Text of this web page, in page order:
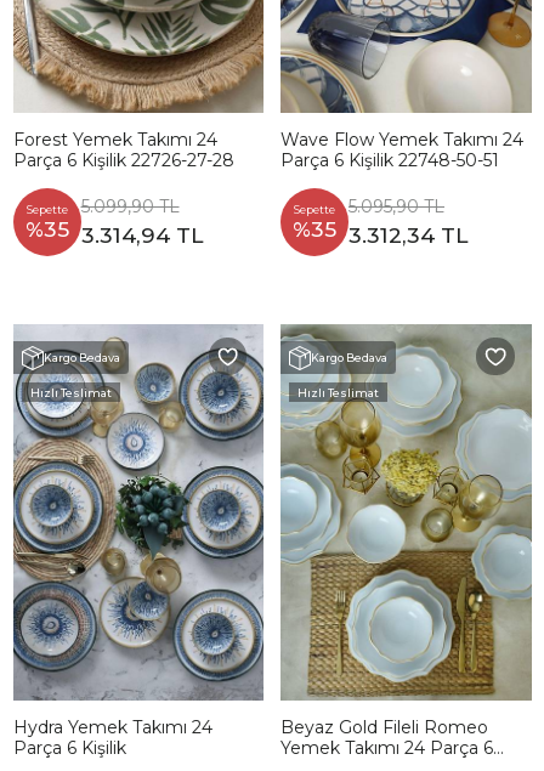
Forest Yemek Takımı 24
Parça 6 Kişilik 22726-27-28
Sepette
%35
5.099,90 TL
3.314,94 TL
Wave Flow Yemek Takımı 24
Parça 6 Kişilik 22748-50-51
Sepette
%35
5.095,90 TL
3.312,34 TL
Kargo Bedava
Hızlı Teslimat
Hydra Yemek Takımı 24
Parça 6 Kişilik
Kargo Bedava
Hızlı Teslimat
Beyaz Gold Fileli Romeo
Yemek Takımı 24 Parça 6